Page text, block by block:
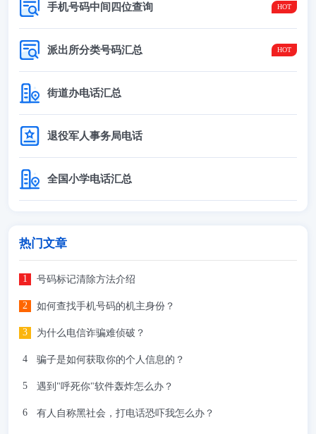
手机号码中间四位查询
派出所分类号码汇总
街道办电话汇总
退役军人事务局电话
全国小学电话汇总
热门文章
号码标记清除方法介绍
如何查找手机号码的机主身份？
为什么电信诈骗难侦破？
骗子是如何获取你的个人信息的？
遇到"呼死你"软件轰炸怎么办？
有人自称黑社会，打电话恐吓我怎么办？